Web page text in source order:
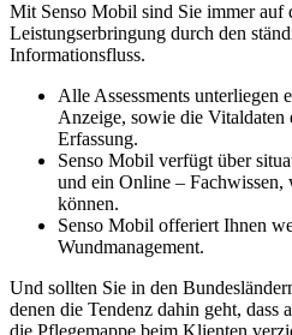
Mit Senso Mobil sind Sie immer auf
Leistungserbringung durch den
Informationsfluss.
Alle Assessments unterliegen
Anzeige, sowie die Vitaldaten
Erfassung.
Senso Mobil verfügt über
und ein Online – Fachwissen,
können.
Senso Mobil offeriert Ihnen
Wundmanagement.
Und sollten Sie in den
denen die Tendenz dahin geht, dass